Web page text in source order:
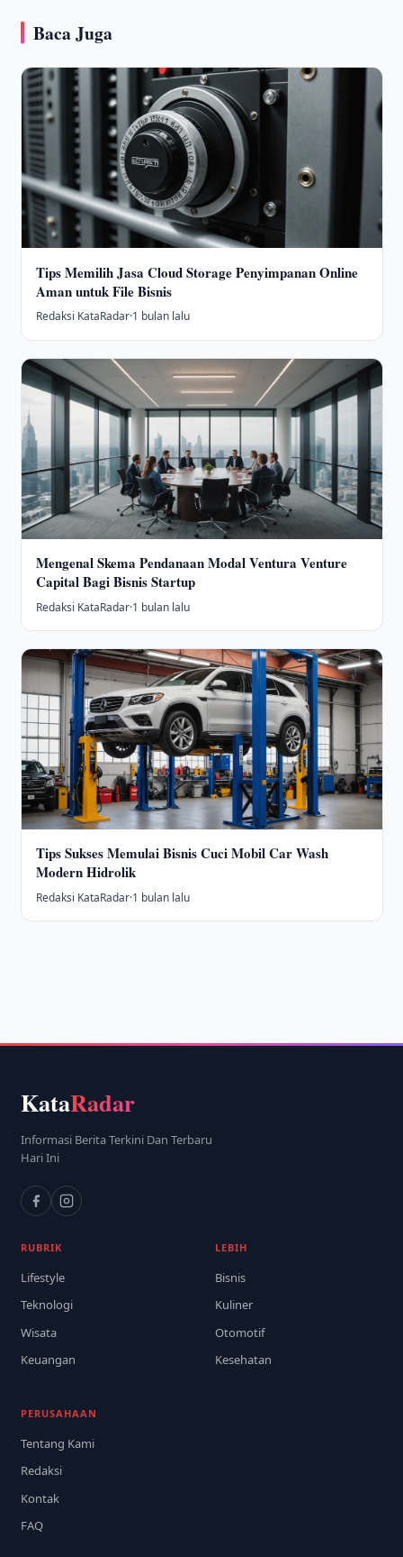
Baca Juga
Tips Memilih Jasa Cloud Storage Penyimpanan Online
Aman untuk File Bisnis
Redaksi KataRadar·1 bulan lalu
Mengenal Skema Pendanaan Modal Ventura Venture
Capital Bagi Bisnis Startup
Redaksi KataRadar·1 bulan lalu
Tips Sukses Memulai Bisnis Cuci Mobil Car Wash
Modern Hidrolik
Redaksi KataRadar·1 bulan lalu
KataRadar
Informasi Berita Terkini Dan Terbaru
Hari Ini
RUBRIK
Lifestyle
Teknologi
Wisata
Keuangan
LEBIH
Bisnis
Kuliner
Otomotif
Kesehatan
PERUSAHAAN
Tentang Kami
Redaksi
Kontak
FAQ